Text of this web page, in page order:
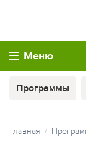
Меню
Программы
Главная